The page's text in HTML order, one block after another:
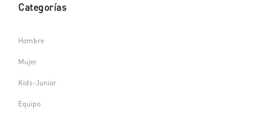
Categorías
Hombre
Mujer
Kids-Junior
Equipo